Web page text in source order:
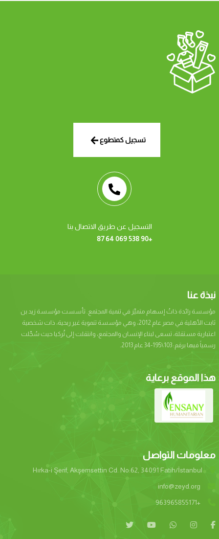
تسجيل كمتطوع
التسجيل عن طريق الاتصال بنا
+90 538 069 64 87
نبذة عنا
مؤسسة رائدة ذاتُ إسهام متميِّز في تنمية المجتمع. تأسست مؤسسة زيد بن
ثابت الأهلية في مصر عام 2012، وهي مؤسسة تنموية غير ربحية، ذات شخصية
اعتبارية مستقلة، تسعى لبناء الإنسان والمجتمع، وانتقلت إلى تُركيا حيث سُجِّلت
رسمياً فيها برقم: 103\195-34 عام 2013.
هذا الموقع برعاية
معلومات التواصل
Hırka-i Şerif, Akşemsettin Cd. No:62, 34091 Fatih/İstanbul
info@zeyd.org
+963965855171